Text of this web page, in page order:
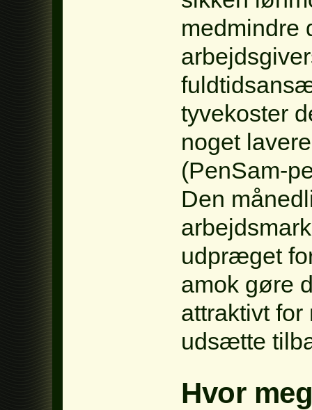
medmindre
tyvekoster
noget
(PenSam-
Den
udpræget
amok gøre
attraktivt for
udsætte
Hvor